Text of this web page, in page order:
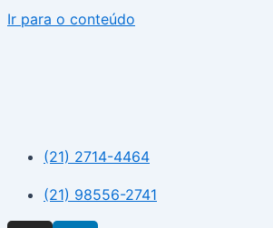
Ir para o conteúdo
(21) 2714-4464
(21) 98556-2741